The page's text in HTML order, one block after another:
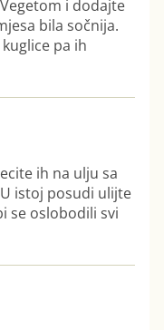
i dodajte
bila sočnija.
pa ih
ih na ulju sa
istoj posudi ulijte
se oslobodili svi